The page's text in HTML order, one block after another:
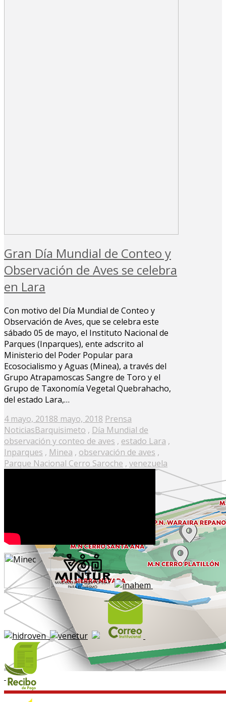
Gran Día Mundial de Conteo y
Observación de Aves se celebra
en Lara
Con motivo del Día Mundial de Conteo y
Observación de Aves, que se celebra este
sábado 05 de mayo, el Instituto Nacional de
Parques (Inparques), ente adscrito al
Ministerio del Poder Popular para
Ecosocialismo y Aguas (Minea), a través del
Grupo Atrapamoscas Sangre de Toro y el
Grupo de Taxonomía Vegetal Quebrahacho,
del estado Lara,…
Posted
on
4 mayo, 20188 mayo, 2018 Prensa
NoticiasBarquisimeto , Día Mundial de
observación y conteo de aves , estado Lara ,
Inparques , Minea , observación de aves ,
Parque Nacional Cerro Saroche , venezuela